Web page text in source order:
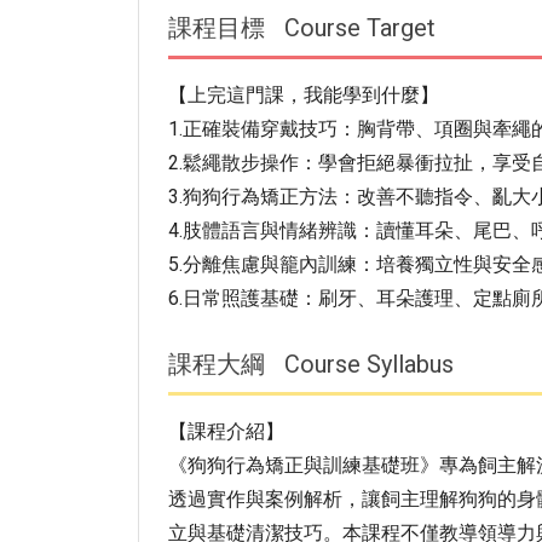
課程目標 Course Target
【上完這門課，我能學到什麼】
1.正確裝備穿戴技巧：胸背帶、項圈與牽
2.鬆繩散步操作：學會拒絕暴衝拉扯，享受
3.狗狗行為矯正方法：改善不聽指令、亂大
4.肢體語言與情緒辨識：讀懂耳朵、尾巴、
5.分離焦慮與籠內訓練：培養獨立性與安全
6.日常照護基礎：刷牙、耳朵護理、定點廁
課程大綱 Course Syllabus
【課程介紹】
《狗狗行為矯正與訓練基礎班》專為飼主
透過實作與案例解析，讓飼主理解狗狗的
立與基礎清潔技巧。本課程不僅教導領導